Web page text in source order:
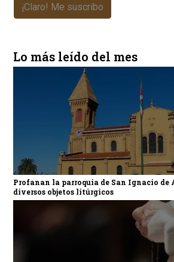
¡Claro! Me suscribo
Lo más leído del mes
Profanan la parroquia de San Ignacio de
diversos objetos litúrgicos